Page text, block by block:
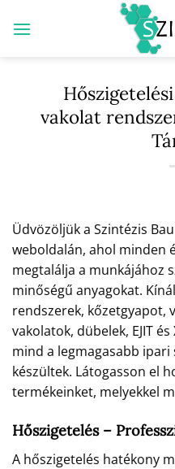
vakolat
Üdvözöljük a Szintézis
weboldalán, ahol minden
megtalálja a munkájához
minőségű anyagokat.
rendszerek, kőzetgyapot,
vakolatok, dübelek, EJIT
mind a legmagasabb
készültek. Látogasson el
termékeinket, melyekkel
Hőszigetelés –
A hőszigetelés hatékony